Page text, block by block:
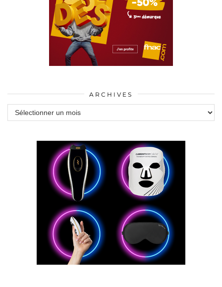
ARCHIVES
Archives